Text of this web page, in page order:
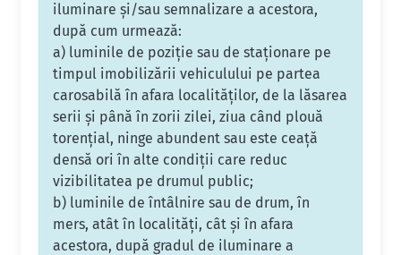
iluminare şi/sau semnalizare a acestora,
după cum urmează:
a) luminile de poziţie sau de staţionare pe
timpul imobilizării vehiculului pe partea
carosabilă în afara localităţilor, de la lăsarea
serii şi până în zorii zilei, ziua când plouă
torenţial, ninge abundent sau este ceaţă
densă ori în alte condiţii care reduc
vizibilitatea pe drumul public;
b) luminile de întâlnire sau de drum, în
mers, atât în localităţi, cât şi în afara
acestora, după gradul de iluminare a